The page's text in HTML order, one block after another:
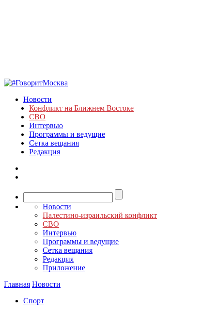
Новости
Конфликт на Ближнем Востоке
СВО
Интервью
Программы и ведущие
Сетка вещания
Редакция
Новости
Палестино-израильский конфликт
СВО
Интервью
Программы и ведущие
Сетка вещания
Редакция
Приложение
Главная Новости
Спорт